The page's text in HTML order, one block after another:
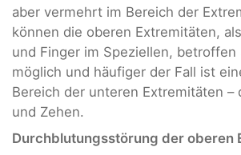
aber vermehrt im Bereich der
können die oberen Extremitäten,
und Finger im Speziellen, betroffen
möglich und häufiger der Fall ist
Bereich der unteren Extremitäten –
und Zehen.
Durchblutungsstörung der oberen